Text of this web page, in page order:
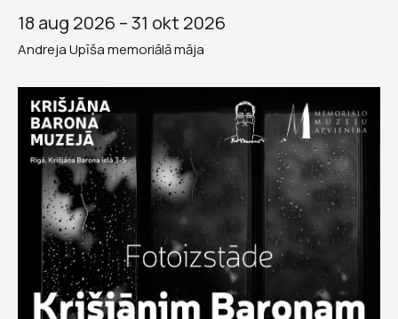
18 aug 2026 –31 okt 2026
Andreja Upīša memoriālā māja